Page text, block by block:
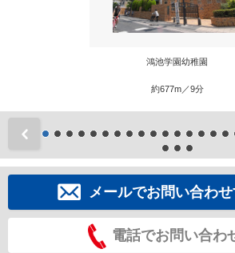
鴻池学園幼稚園
約677m／9分
前
メールでお問い合わ
電話でお問い合わ